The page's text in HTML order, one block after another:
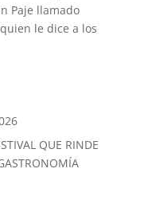
Paje llamado
le dice a los
QUE RINDE